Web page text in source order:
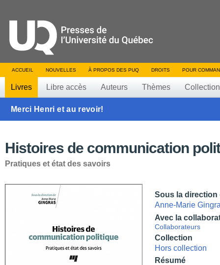
ACCUEIL NOUVELLES À PROPOS DES PUQ DROITS POUR
Livres Libre accès Auteurs Thèmes
Merci Henri et au revoir!
Histoires de communication
Pratiques et état des savoirs
Sous la direction
Anne-Marie
Avec la
Collaborateurs
Collection
Hors collection
Résumé